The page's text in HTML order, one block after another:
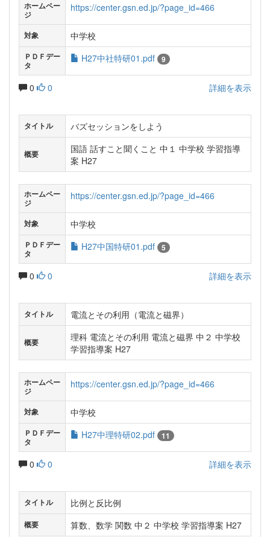
ホームペー
ジ
https://center.gsn.ed.jp/?page_id=466
対象 中学校
ＰＤＦデー
タ
H27中社特研01.pdf 9
0 0 詳細を表示
タイトル バズセッションをしよう
概要
国語 話すこと聞くこと 中１ 中学校 学習指導
案 H27
ホームペー
ジ
https://center.gsn.ed.jp/?page_id=466
対象 中学校
ＰＤＦデー
タ
H27中国特研01.pdf 5
0 0 詳細を表示
タイトル 電流とその利用（電流と磁界）
概要
理科 電流とその利用 電流と磁界 中２ 中学校
学習指導案 H27
ホームペー
ジ
https://center.gsn.ed.jp/?page_id=466
対象 中学校
ＰＤＦデー
タ
H27中理特研02.pdf 11
0 0 詳細を表示
タイトル 比例と反比例
概要 算数、数学 関数 中２ 中学校 学習指導案 H27